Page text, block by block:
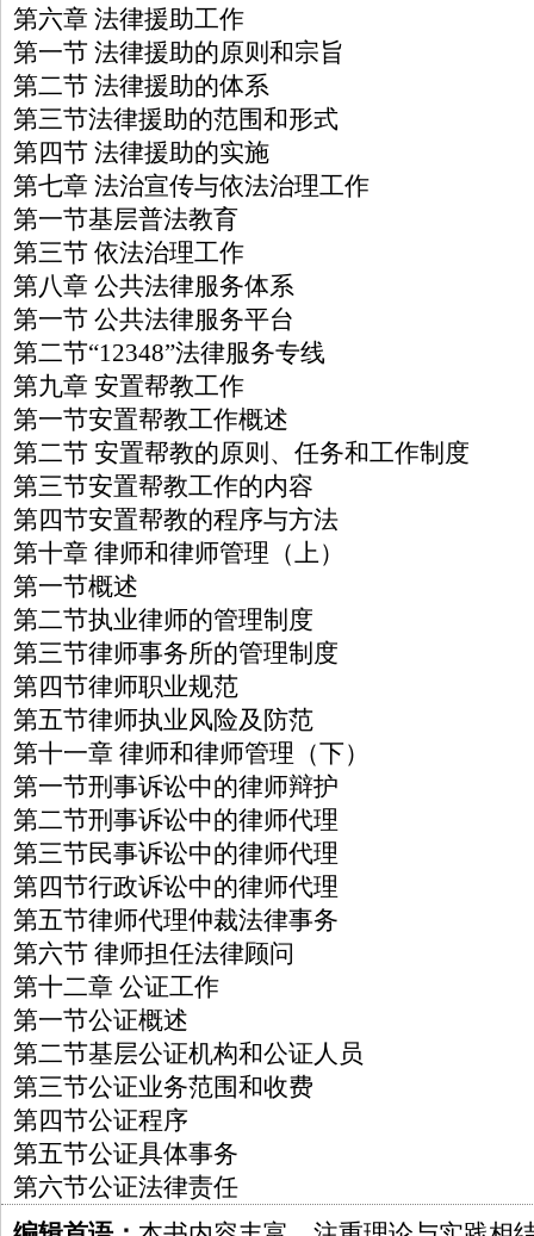
第六章 法律援助工作
第一节 法律援助的原则和宗旨
第二节 法律援助的体系
第三节法律援助的范围和形式
第四节 法律援助的实施
第七章 法治宣传与依法治理工作
第一节基层普法教育
第三节 依法治理工作
第八章 公共法律服务体系
第一节 公共法律服务平台
第二节“12348”法律服务专线
第九章 安置帮教工作
第一节安置帮教工作概述
第二节 安置帮教的原则、任务和工作制度
第三节安置帮教工作的内容
第四节安置帮教的程序与方法
第十章 律师和律师管理（上）
第一节概述
第二节执业律师的管理制度
第三节律师事务所的管理制度
第四节律师职业规范
第五节律师执业风险及防范
第十一章 律师和律师管理（下）
第一节刑事诉讼中的律师辩护
第二节刑事诉讼中的律师代理
第三节民事诉讼中的律师代理
第四节行政诉讼中的律师代理
第五节律师代理仲裁法律事务
第六节 律师担任法律顾问
第十二章 公证工作
第一节公证概述
第二节基层公证机构和公证人员
第三节公证业务范围和收费
第四节公证程序
第五节公证具体事务
第六节公证法律责任